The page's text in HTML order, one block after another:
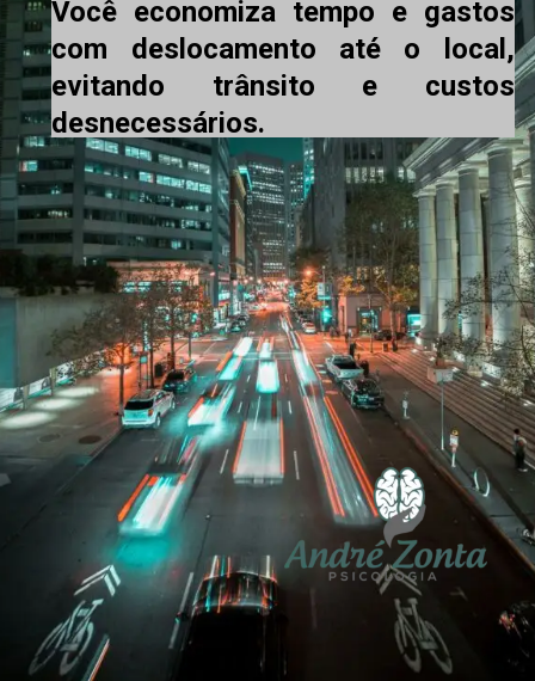
Você economiza tempo e gastos
com deslocamento até o local,
evitando trânsito e custos
desnecessários.